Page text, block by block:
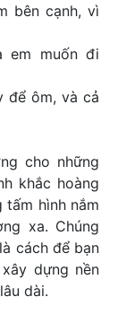
bên cạnh, vì
em muốn đi
để ôm, và cả
cho những
khắc hoàng
tấm hình nắm
xa. Chúng
cách để bạn
dựng nền
dài.